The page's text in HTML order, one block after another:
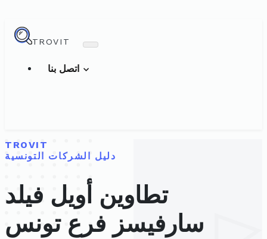
TROVIT
TROVIT
دليل الشركات التونسية
تطاوين أويل فيلد
سارفيسز فرع تونس